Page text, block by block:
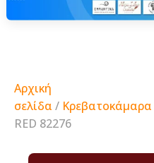
Αρχική
σελίδα / Κρεβατοκάμαρα
RED 82276